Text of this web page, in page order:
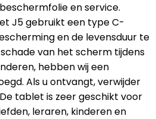
en service.
J5 gebruikt een type C-
en de levensduur te
van het scherm tijdens
hebben wij een
Als u ontvangt, verwijder
tablet is zeer geschikt voor
leraren, kinderen en